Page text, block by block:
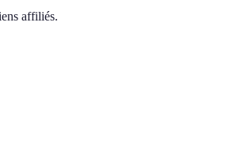
affiliés.